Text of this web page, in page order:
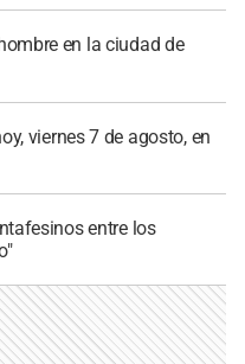
en la ciudad de
viernes 7 de agosto, en
entre los